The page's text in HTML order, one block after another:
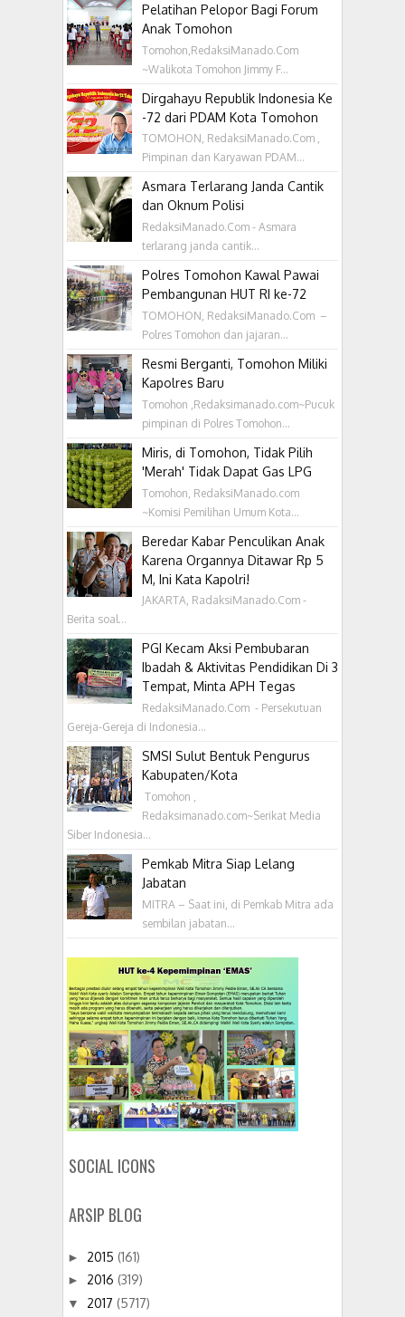
Pelatihan Pelopor Bagi Forum
Anak Tomohon
Tomohon,RedaksiManado.Com
~Walikota Tomohon Jimmy F...
Dirgahayu Republik Indonesia Ke
-72 dari PDAM Kota Tomohon
TOMOHON, RedaksiManado.Com ,
Pimpinan dan Karyawan PDAM...
Asmara Terlarang Janda Cantik
dan Oknum Polisi
RedaksiManado.Com - Asmara
terlarang janda cantik...
Polres Tomohon Kawal Pawai
Pembangunan HUT RI ke-72
TOMOHON, RedaksiManado.Com –
Polres Tomohon dan jajaran...
Resmi Berganti, Tomohon Miliki
Kapolres Baru
Tomohon ,Redaksimanado.com~Pucuk
pimpinan di Polres Tomohon...
Miris, di Tomohon, Tidak Pilih
'Merah' Tidak Dapat Gas LPG
Tomohon, RedaksiManado.com
~Komisi Pemilihan Umum Kota...
Beredar Kabar Penculikan Anak
Karena Organnya Ditawar Rp 5
M, Ini Kata Kapolri!
JAKARTA, RadaksiManado.Com -
Berita soal...
PGI Kecam Aksi Pembubaran
Ibadah & Aktivitas Pendidikan Di 3
Tempat, Minta APH Tegas
RedaksiManado.Com - Persekutuan
Gereja-Gereja di Indonesia...
SMSI Sulut Bentuk Pengurus
Kabupaten/Kota
‎ Tomohon ,
Redaksimanado.com~Serikat Media
Siber Indonesia...
Pemkab Mitra Siap Lelang
Jabatan
MITRA – Saat ini, di Pemkab Mitra ada
sembilan jabatan...
SOCIAL ICONS
ARSIP BLOG
► 2015 (161)
► 2016 (319)
▼ 2017 (5717)